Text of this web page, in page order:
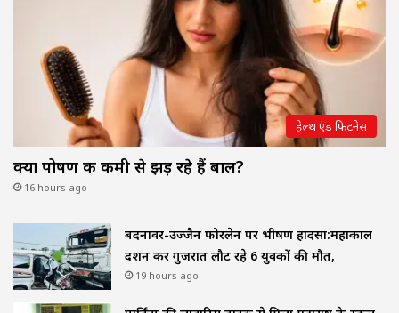
हेल्थ एंड फिटनेस
क्या पोषण की कमी से झड़ रहे हैं बाल?
16 hours ago
बदनावर-उज्जैन फोरलेन पर भीषण हादसा:महाकाल
दर्शन कर गुजरात लौट रहे 6 युवकों की मौत,
19 hours ago